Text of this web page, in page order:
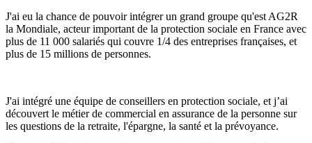
J'ai eu la chance de pouvoir intégrer un grand groupe qu'est AG2R
la Mondiale, acteur important de la protection sociale en France avec
plus de 11 000 salariés qui couvre 1/4 des entreprises françaises, et
plus de 15 millions de personnes.
J'ai intégré une équipe de conseillers en protection sociale, et j’ai
découvert le métier de commercial en assurance de la personne sur
les questions de la retraite, l'épargne, la santé et la prévoyance.